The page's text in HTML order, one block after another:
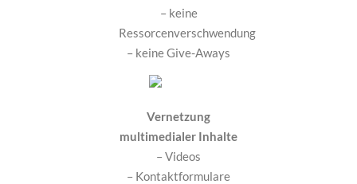
– keine
Ressorcenverschwendung
– keine Give-Aways
Vernetzung
multimedialer Inhalte
– Videos
– Kontaktformulare